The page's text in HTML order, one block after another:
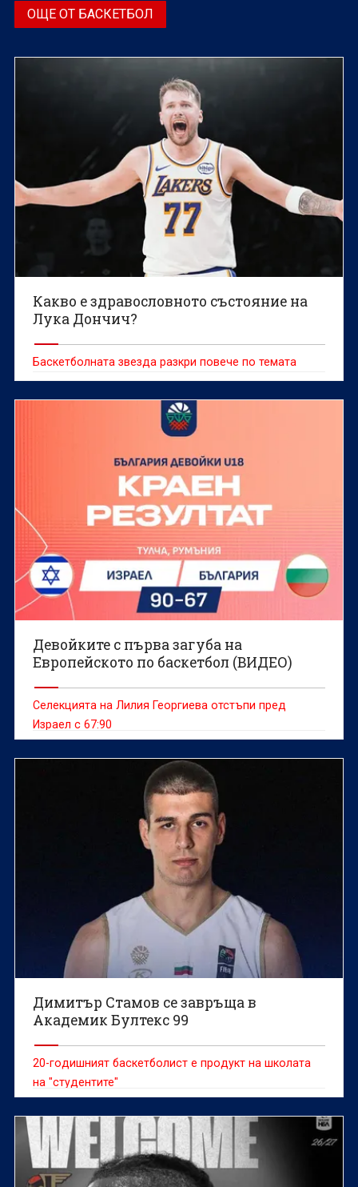
ОЩЕ ОТ БАСКЕТБОЛ
Какво е здравословното състояние на
Лука Дончич?
Баскетболната звезда разкри повече по темата
Девойките с първа загуба на
Европейското по баскетбол (ВИДЕО)
Селекцията на Лилия Георгиева отстъпи пред
Израел с 67:90
Димитър Стамов се завръща в
Академик Бултекс 99
20-годишният баскетболист е продукт на школата
на "студентите"